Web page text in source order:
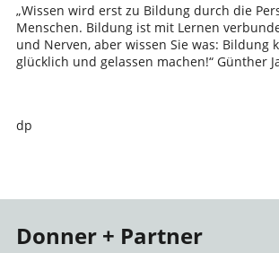
„Wissen wird erst zu Bildung durch die
Menschen. Bildung ist mit Lernen
und Nerven, aber wissen Sie was: Bildung
glücklich und gelassen machen!“ Günther
dp
Donner + Partner